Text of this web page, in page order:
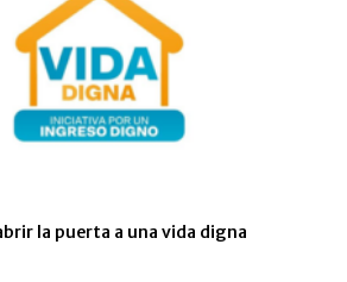
la puerta a una vida digna